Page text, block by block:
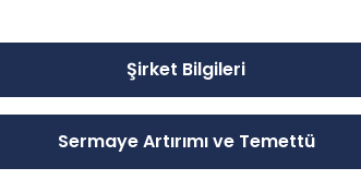
Şirket Bilgileri
Sermaye Artırımı ve Temettü